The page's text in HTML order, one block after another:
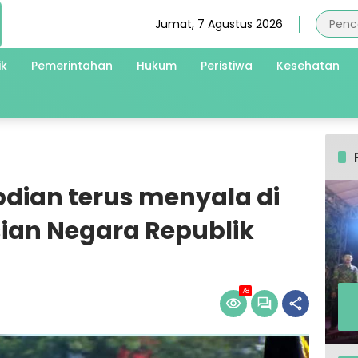
Jumat, 7 Agustus 2026
Pemerintahan Hukum Peristiwa Kesehatan
terus menyala di
Negara Republik
78